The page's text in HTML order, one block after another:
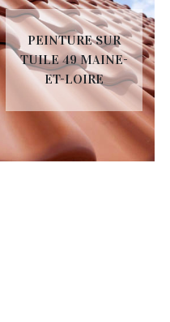
PEINTURE SUR
TUILE 49 MAINE-
ET-LOIRE